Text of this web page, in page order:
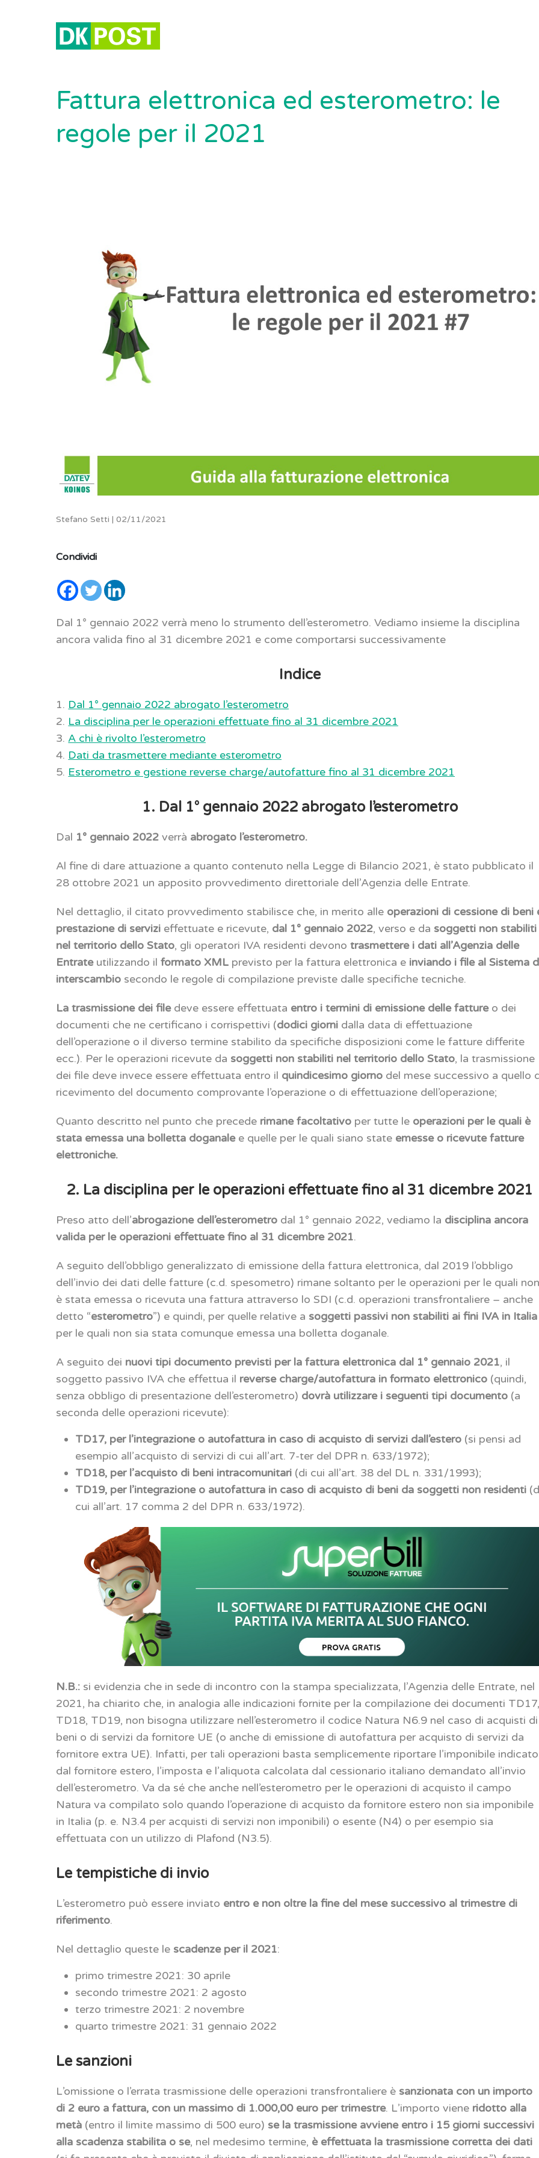
Fattura elettronica ed esterometro: le
regole per il 2021
Stefano Setti | 02/11/2021
Condividi
Dal 1° gennaio 2022 verrà meno lo strumento dell’esterometro. Vediamo insieme la disciplina
ancora valida fino al 31 dicembre 2021 e come comportarsi successivamente
Indice
1. Dal 1° gennaio 2022 abrogato l’esterometro
2. La disciplina per le operazioni effettuate fino al 31 dicembre 2021
3. A chi è rivolto l’esterometro
4. Dati da trasmettere mediante esterometro
5. Esterometro e gestione reverse charge/autofatture fino al 31 dicembre 2021
1. Dal 1° gennaio 2022 abrogato l’esterometro
Dal 1° gennaio 2022verrà abrogato l’esterometro.
Al fine di dare attuazione a quanto contenuto nella Legge di Bilancio 2021, è stato pubblicato il
28 ottobre 2021 un apposito provvedimento direttoriale dell’Agenzia delle Entrate.
Nel dettaglio, il citato provvedimento stabilisce che, in merito alle operazioni di cessione di beni
prestazione di servizi effettuate e ricevute, dal 1° gennaio 2022, verso e da soggetti non stabiliti
nel territorio dello Stato, gli operatori IVA residenti devonotrasmettere i dati all’Agenzia delle
Entrateutilizzando ilformato XML previsto per la fattura elettronica e inviando i file al Sistema
interscambio secondo le regole di compilazione previste dalle specifiche tecniche.
La trasmissione dei filedeve essere effettuata entro i termini di emissione delle fattureo dei
documenti che ne certificano i corrispettivi (dodici giorni dalla data di effettuazione
dell’operazione o il diverso termine stabilito da specifiche disposizioni come le fatture differite
ecc.). Per le operazioni ricevute da soggetti non stabiliti nel territorio dello Stato, la trasmissione
dei file deve invece essere effettuata entro il quindicesimo giorno del mese successivo a quello
ricevimento del documento comprovante l’operazione o di effettuazione dell’operazione;
Quanto descritto nel punto che precede rimane facoltativo per tutte le operazioni per le quali è
stata emessa una bolletta doganalee quelle per le quali siano state emesse o ricevute fatture
elettroniche.
2. La disciplina per le operazioni effettuate fino al 31 dicembre 2021
Preso atto dell’abrogazione dell’esterometro dal 1° gennaio 2022, vediamo la disciplina ancora
valida per le operazioni effettuate fino al 31 dicembre 2021.
A seguito dell’obbligo generalizzato di emissione della fattura elettronica, dal 2019 l’obbligo
dell’invio dei dati delle fatture (c.d. spesometro) rimane soltanto per le operazioni per le quali
è stata emessa o ricevuta una fattura attraverso lo SDI (c.d. operazioni transfrontaliere – anche
detto “esterometro”) e quindi, per quelle relative a soggetti passivi non stabiliti ai fini IVA in Italia
per le quali non sia stata comunque emessa una bolletta doganale.
A seguito dei nuovi tipi documento previsti per la fattura elettronica dal 1° gennaio 2021, il
soggetto passivo IVA che effettua il reverse charge/autofattura in formato elettronico (quindi,
senza obbligo di presentazione dell’esterometro) dovrà utilizzare i seguenti tipi documento (a
seconda delle operazioni ricevute):
TD17, per l’integrazione o autofattura in caso di acquisto di servizi dall’estero (si pensi ad
esempio all’acquisto di servizi di cui all’art. 7-ter del DPR n. 633/1972);
TD18, per l’acquisto di beni intracomunitari (di cui all’art. 38 del DL n. 331/1993);
TD19, per l’integrazione o autofattura in caso di acquisto di beni da soggetti non residenti
cui all’art. 17 comma 2 del DPR n. 633/1972).
N.B.: si evidenzia che in sede di incontro con la stampa specializzata, l’Agenzia delle Entrate, nel
2021, ha chiarito che, in analogia alle indicazioni fornite per la compilazione dei documenti
TD18, TD19, non bisogna utilizzare nell’esterometro il codice Natura N6.9 nel caso di acquisti di
beni o di servizi da fornitore UE (o anche di emissione di autofattura per acquisto di servizi da
fornitore extra UE). Infatti, per tali operazioni basta semplicemente riportare l’imponibile indicato
dal fornitore estero, l’imposta e l’aliquota calcolata dal cessionario italiano demandato all’invio
dell’esterometro. Va da sé che anche nell’esterometro per le operazioni di acquisto il campo
Natura va compilato solo quando l’operazione di acquisto da fornitore estero non sia imponibile
in Italia (p. e. N3.4 per acquisti di servizi non imponibili) o esente (N4) o per esempio sia
effettuata con un utilizzo di Plafond (N3.5).
Le tempistiche di invio
L’esterometro può essere inviato entro e non oltre la fine del mese successivo al trimestre di
riferimento.
Nel dettaglio queste le scadenze per il 2021:
primo trimestre 2021: 30 aprile
secondo trimestre 2021: 2 agosto
terzo trimestre 2021: 2 novembre
quarto trimestre 2021: 31 gennaio 2022
Le sanzioni
L’omissione o l’errata trasmissione delle operazioni transfrontaliere è sanzionata con un importo
di 2 euro a fattura, con un massimo di 1.000,00 euro per trimestre. L’importo viene ridotto alla
metà (entro il limite massimo di 500 euro) se la trasmissione avviene entro i 15 giorni successivi
alla scadenza stabilita o se, nel medesimo termine, è effettuata la trasmissione corretta dei dati